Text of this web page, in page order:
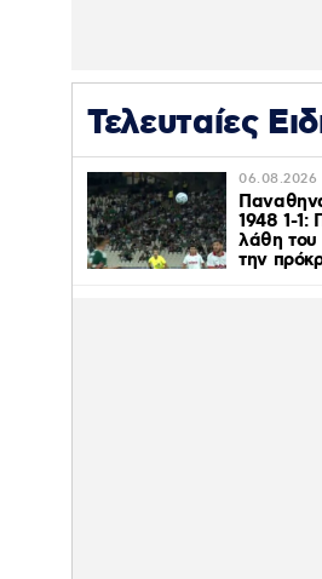
Τελευταίες
06.08.2026
1948 1-1:
λάθη του
την